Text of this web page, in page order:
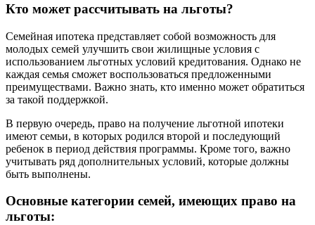
Кто может рассчитывать на льготы?
Семейная ипотека представляет собой возможность для
молодых семей улучшить свои жилищные условия с
использованием льготных условий кредитования. Однако не
каждая семья сможет воспользоваться предложенными
преимуществами. Важно знать, кто именно может обратиться
за такой поддержкой.
В первую очередь, право на получение льготной ипотеки
имеют семьи, в которых родился второй и последующий
ребенок в период действия программы. Кроме того, важно
учитывать ряд дополнительных условий, которые должны
быть выполнены.
Основные категории семей, имеющих право на
льготы: